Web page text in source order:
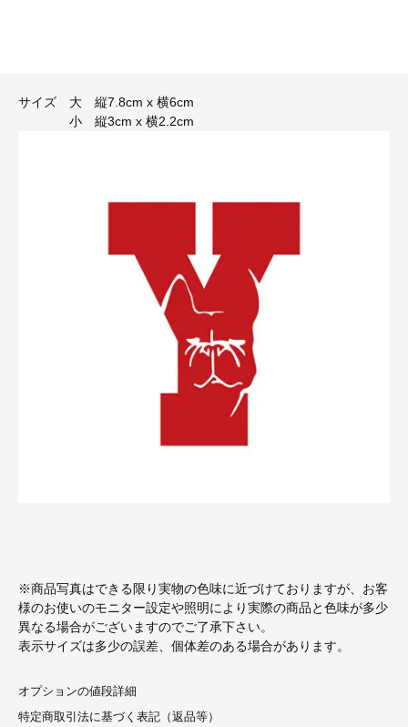
サイズ 大 縦7.8cm x 横6cm
小 縦3cm x 横2.2cm
※商品写真はできる限り実物の色味に近づけておりますが、お客
様のお使いのモニター設定や照明により実際の商品と色味が多少
異なる場合がございますのでご了承下さい。
表示サイズは多少の誤差、個体差のある場合があります。
オプションの値段詳細
特定商取引法に基づく表記（返品等）